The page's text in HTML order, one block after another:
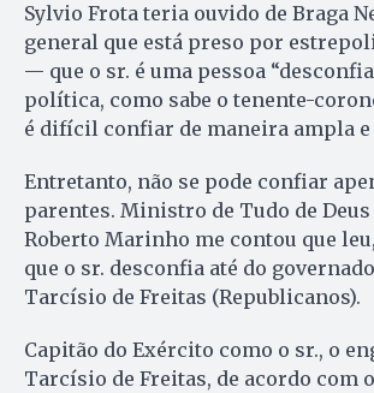
Sylvio Frota teria ouvido de Braga
general que está preso por
— que o sr. é uma pessoa
política, como sabe o tenente-
é difícil confiar de maneira ampla
Entretanto, não se pode confiar
parentes. Ministro de Tudo de Deus
Roberto Marinho me contou que leu,
que o sr. desconfia até do
Tarcísio de Freitas (Republicanos).
Capitão do Exército como o sr., o
Tarcísio de Freitas, de acordo com